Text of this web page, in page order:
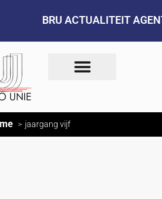
BRU ACTUALITEIT
jaargang vijf